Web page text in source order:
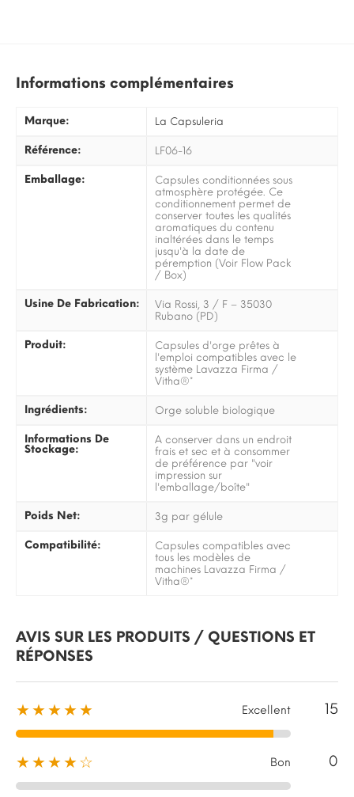
Informations complémentaires
Marque: La Capsuleria
Référence: LF06-16
Emballage:
Capsules conditionnées sous
atmosphère protégée. Ce
conditionnement permet de
conserver toutes les qualités
aromatiques du contenu
inaltérées dans le temps
jusqu'à la date de
péremption (Voir Flow Pack
/ Box)
Usine De Fabrication:
Via Rossi, 3 / F – 35030
Rubano (PD)
Produit:
Capsules d'orge prêtes à
l'emploi compatibles avec le
système Lavazza Firma /
Vitha®*
Ingrédients: Orge soluble biologique
Informations De
Stockage:
A conserver dans un endroit
frais et sec et à consommer
de préférence par "voir
impression sur
l'emballage/boîte"
Poids Net: 3g par gélule
Compatibilité:
Capsules compatibles avec
tous les modèles de
machines Lavazza Firma /
Vitha®*
AVIS SUR LES PRODUITS / QUESTIONS ET
RÉPONSES
★★★★★ Excellent 15
★★★★☆ Bon 0